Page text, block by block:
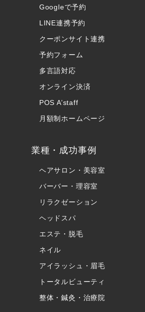
Googleで予約
LINE連携予約
クーポンサイト連携
予約フォーム
多言語対応
オンライン決済
POS A’staff
月額制ホームページ
業種・成功事例
ヘアサロン・美容室
バーバー・理容室
リラクゼーション
ヘッドスパ
エステ・脱毛
ネイル
アイラッシュ・眉毛
トータルビューティ
整体・鍼灸・治療院